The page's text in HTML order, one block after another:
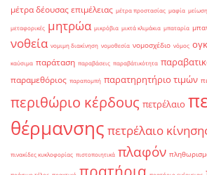
μέτρα δέουσας επιμέλειας μέτρα προστασίας μαφία μείωση
μεταφορικές μητρώα μικρόβια μικτά κλιμάκια μπαταρία
νοθεία νομιμη διακίνηση νομοθεσία νομοσχέδιο νόμος
καύσιμα παράταση παραβάσεις παραβάτικότητα
παραμεθόριος παραπομπή παρατηρητήριο τιμών
περιθώριο κέρδους πετρέλαιο
θέρμανσης πετρέλαιο
πινακίδες κυκλοφορίας πιστοποιητικά πλαφόν